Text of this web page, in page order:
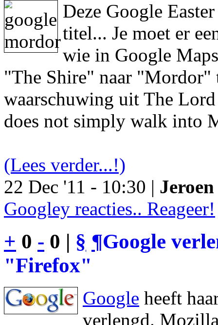
Deze Google
titel... Je moet er
wie in Google
"The Shire" naar "Mordor"
waarschuwing uit The
does not simply walk into
(Lees verder...!)
22 Dec '11 - 10:30 |
Googley reacties.. Reageer!
+ 0 - 0 | § ¶Google
"Firefox"
Google heeft
verlengd.